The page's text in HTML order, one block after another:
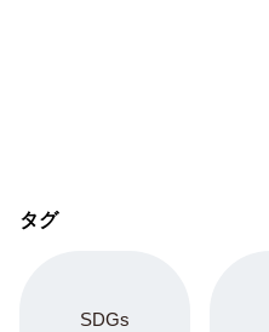
タグ
SDGs